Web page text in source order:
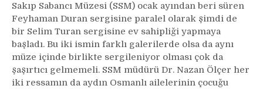
Sakıp Sabancı Müzesi (SSM) ocak ayından beri süren
Feyhaman Duran sergisine paralel olarak şimdi de
bir Selim Turan sergisine ev sahipliği yapmaya
başladı. Bu iki ismin farklı galerilerde olsa da aynı
müze içinde birlikte sergileniyor olması çok da
şaşırtıcı gelmemeli. SSM müdürü Dr. Nazan Ölçer her
iki ressamın da aydın Osmanlı ailelerinin çocuğu